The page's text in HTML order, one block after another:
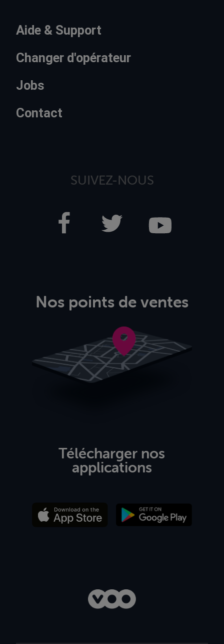
Aide & Support
Changer d'opérateur
Jobs
Contact
SUIVEZ-NOUS
Nos points de ventes
Télécharger nos
applications